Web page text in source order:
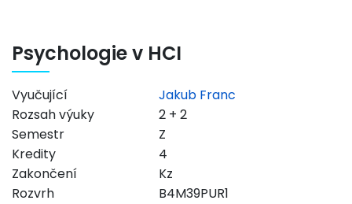
Psychologie v HCI
Vyučující
Jakub Franc
Rozsah výuky
2 + 2
Semestr
Z
Kredity
4
Zakončení
Kz
Rozvrh
B4M39PUR1